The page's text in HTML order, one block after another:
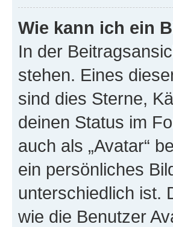
Wie kann ich ein
In der
stehen. Eines
sind dies Sterne,
deinen Status im
auch als „Avatar“
ein persönliches
unterschiedlich ist.
wie die Benutzer